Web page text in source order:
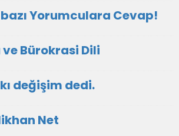
Yorumculara Cevap!
Bürokrasi Dili
değişim dedi.
Net